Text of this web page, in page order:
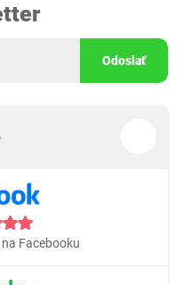
Odoslať
Facebooku